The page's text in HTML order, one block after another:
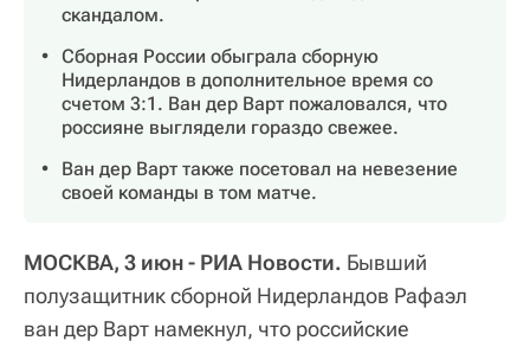
скандалом.
Сборная России обыграла сборную
Нидерландов в дополнительное время со
счетом 3:1. Ван дер Варт пожаловался, что
россияне выглядели гораздо свежее.
Ван дер Варт также посетовал на невезение
своей команды в том матче.
МОСКВА, 3 июн - РИА Новости. Бывший
полузащитник сборной Нидерландов Рафаэл
ван дер Варт намекнул, что российские